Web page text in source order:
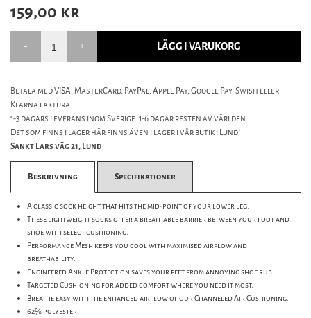
159,00 kr
LÄGG I VARUKORG
Betala med VISA, MasterCard, PayPal, Apple Pay, Google Pay, Swish eller
Klarna faktura.
1-3 dagars leverans inom Sverige. 1-6 dagar resten av världen.
Det som finns i lager här finns även i lager i vår butik i Lund!
Sankt Lars väg 21, Lund
Beskrivning Specifikationer
A classic sock height that hits the mid-point of your lower leg.
These lightweight socks offer a breathable barrier between your foot and
shoe with select cushioning.
Performance Mesh keeps you cool with maximised airflow and
breathability.
Engineered Ankle Protection saves your feet from annoying shoe rub.
Targeted Cushioning for added comfort where you need it most.
Breathe easy with the enhanced airflow of our Channeled Air Cushioning.
62% polyester